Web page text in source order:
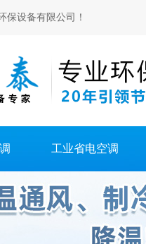
保设备有限公司！
工业省电空调